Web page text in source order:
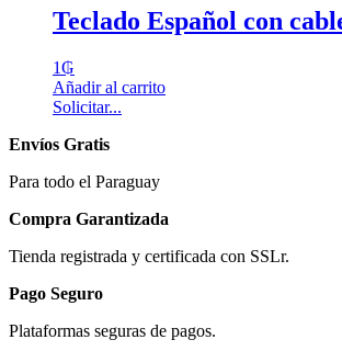
Teclado Español con
1₲
Añadir al carrito
Solicitar...
Envíos Gratis
Para todo el Paraguay
Compra Garantizada
Tienda registrada y certificada con SSLr.
Pago Seguro
Plataformas seguras de pagos.